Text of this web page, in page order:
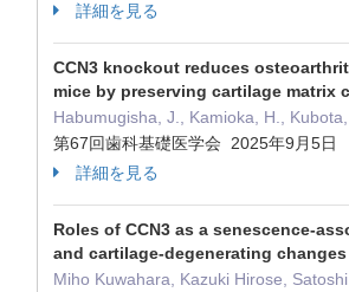
詳細を見る
CCN3 knockout reduces
mice by preserving cartilage matrix
Habumugisha, J., Kamioka, H.,
第67回歯科基礎医学会 2025年9月5日
詳細を見る
Roles of CCN3 as a senescence-
and cartilage-degenerating changes
Miho Kuwahara, Kazuki Hirose,